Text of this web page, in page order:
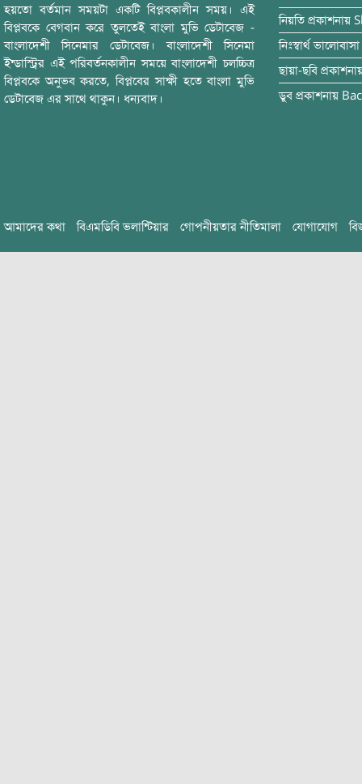
হয়তো বর্তমান সময়টা একটি বিপ্লবকালীন সময়। এই
বিপ্লবকে বেগবান করে তুলতেই বাংলা মুভি ডেটাবেজ -
বাংলাদেশী সিনেমার ডেটাবেজ। বাংলাদেশী সিনেমা
ইন্ডাস্ট্রির এই পরিবর্তনকালীন সময়ে বাংলাদেশী চলচ্চিত্র
বিপ্লবকে অনুভব করতে, বিপ্লবের সাক্ষী হতে বাংলা মুভি
ডেটাবেজ এর সাথে থাকুন। ধন্যবাদ।
নিয়তি প্রকাশনায়
নিঃস্বার্থ ভালোবাসা
ছায়া-ছবি
ডুব প্রকাশনায়
আমাদের কথা বিএমডিবি ভলান্টিয়ার গোপনীয়তার নীতিমালা যোগাযোগ